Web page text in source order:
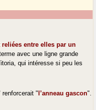
entre elles par un
avec une ligne grande
qui intéresse si peu les
renforcerait " l’anneau gascon".